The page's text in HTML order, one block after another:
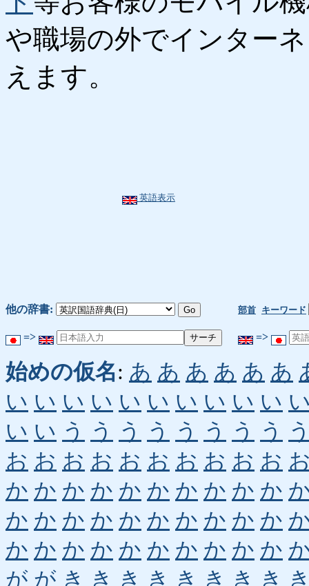
や職場の外でインター
えます。
英語表示
他の辞書: 部首 キーワード
=> =>
始めの仮名: あ あ あ あ あ あ
い い い い い い い い い い
い い う う う う う う う う
お お お お お お お お お お
か か か か か か か か か か
か か か か か か か か か か
か か か か か か か か か か
が が き き き き き き き き